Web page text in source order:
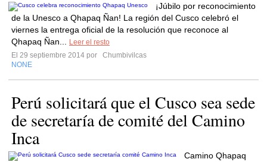
¡Júbilo por reconocimiento
de la Unesco a Qhapaq Ñan! La región del Cusco celebró el
viernes la entrega oficial de la resolución que reconoce al
Qhapaq Ñan...
Leer el resto
El 29 septiembre 2014 por
Chumbivilcas
NONE
Perú solicitará que el Cusco sea sede
de secretaría de comité del Camino
Inca
Camino Qhapaq